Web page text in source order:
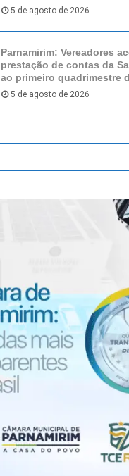
5 de agosto de 2026
Parnamirim: Vereadores
prestação de contas da
ao primeiro quadrimestre
5 de agosto de 2026